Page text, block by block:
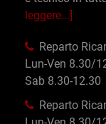
leggere...]
Reparto
Lun-Ven 8.30/
Sab 8.30-12.30
Reparto